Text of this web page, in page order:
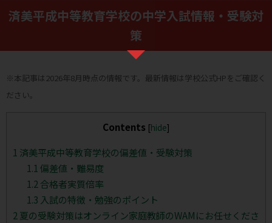
済美平成中等教育学校の中学入試情報・受験対
策
※本記事は2026年8月時点の情報です。最新情報は学校公式HPをご確認く
ださい。
Contents [hide]
1 済美平成中等教育学校の偏差値・受験対策
1.1 偏差値・難易度
1.2 合格者実質倍率
1.3 入試の特徴・勉強のポイント
2 夏の受験対策はオンライン家庭教師のWAMにお任せくださ